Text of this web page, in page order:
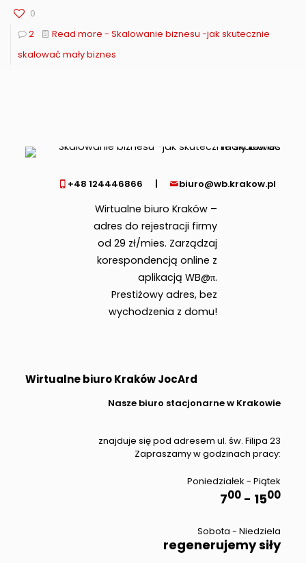
0
2
Read more - Skalowanie biznesu -jak skutecznie
skalować mały biznes
+48 124446866 | biuro@wb.krakow.pl
Wirtualne biuro Kraków –
adres do rejestracji firmy
od 29 zł/mies. Zarządzaj
korespondencją online z
aplikacją WB@π.
Prestiżowy adres, bez
wychodzenia z domu!
Wirtualne biuro Kraków JocArd
Nasze biuro stacjonarne w Krakowie
znajduje się pod adresem ul. św. Filipa 23
Zapraszamy w godzinach pracy:
Poniedziałek - Piątek
700 - 1500
Sobota - Niedziela
regenerujemy siły